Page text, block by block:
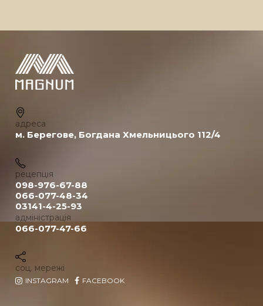
адреса
м. Берегове, Богдана Хмельницього 112/4
рецепція
098-976-67-88
066-077-48-34
03141-4-25-93
адміністрація
066-077-47-66
соц. мережі
INSTAGRAM FACEBOOK